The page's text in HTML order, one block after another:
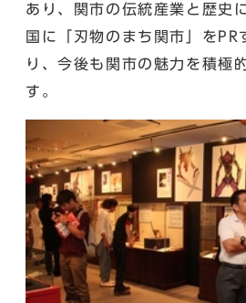
あり、関市の伝統産業と歴史
国に「刃物のまち関市」をPR
り、今後も関市の魅力を積極
す。